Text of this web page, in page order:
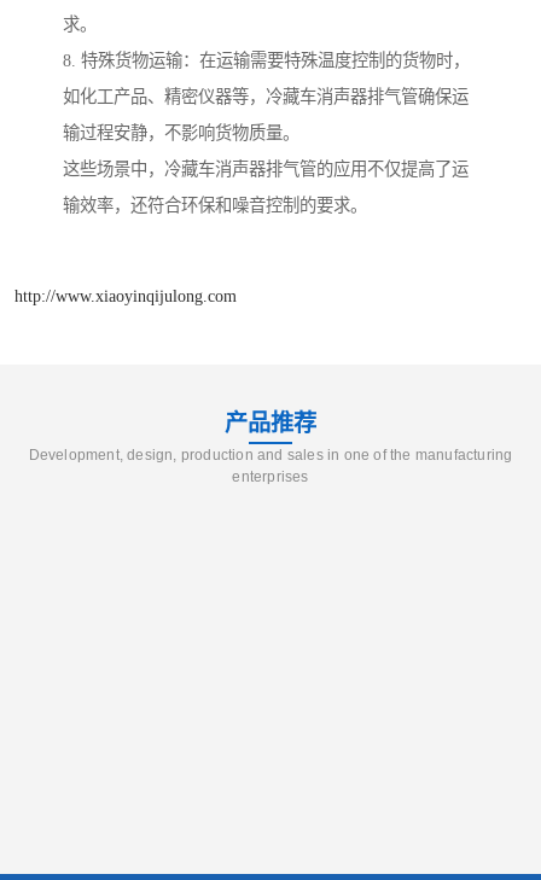
求。
8. 特殊货物运输：在运输需要特殊温度控制的货物时，
如化工产品、精密仪器等，冷藏车消声器排气管确保运
输过程安静，不影响货物质量。
这些场景中，冷藏车消声器排气管的应用不仅提高了运
输效率，还符合环保和噪音控制的要求。
http://www.xiaoyinqijulong.com
产品推荐
Development, design, production and sales in one of the manufacturing
enterprises